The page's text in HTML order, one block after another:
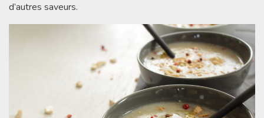
d’autres saveurs.